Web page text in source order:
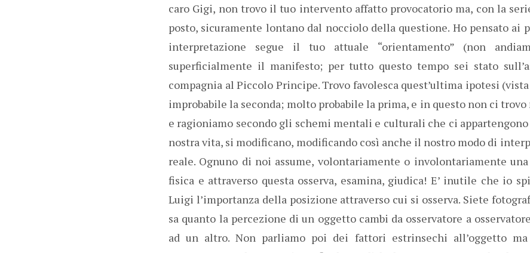
caro Gigi, non trovo il tuo intervento affatto provocatorio ma, con la
posto, sicuramente lontano dal nocciolo della questione. Ho pensato ai
interpretazione segue il tuo attuale “orientamento” (non
superficialmente il manifesto; per tutto questo tempo sei stato
compagnia al Piccolo Principe. Trovo favolesca quest’ultima ipotesi
improbabile la seconda; molto probabile la prima, e in questo non ci
e ragioniamo secondo gli schemi mentali e culturali che ci
nostra vita, si modificano, modificando così anche il nostro modo di
reale. Ognuno di noi assume, volontariamente o involontariamente
fisica e attraverso questa osserva, esamina, giudica! E’ inutile che io
Luigi l’importanza della posizione attraverso cui si osserva. Siete
sa quanto la percezione di un oggetto cambi da osservatore a
ad un altro. Non parliamo poi dei fattori estrinsechi all’oggetto